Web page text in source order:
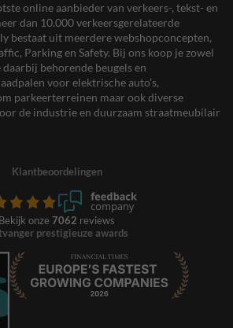
online aanbieder van verkeers-, tekst- en
dan 10.000 verkeersgerelateerde
bestaat uit meerdere webshopconcepten,
Parking en Safety. Bij ons koop je zowel
behorende beugels en
voor elektrische auto’s,
parkeerterreinen maar ook diverse
de industrie en duurzaam straatmeubilair
Klantbeoordelingen
Bekijk onze 7062 reviews
prestigieuze awards